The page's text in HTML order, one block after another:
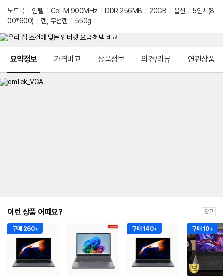
노트북 / 인텔 / Cel-M 900MHz / DDR 256MB / 20GB / 옵션 / 5인치(8
00*600) / 랜, 무선랜 / 550g
요약정보 가격비교 상품정보 의견/리뷰 연관상품
이런 상품 어때요? 광고
구매 260+ 구매 140+ 구매 10+